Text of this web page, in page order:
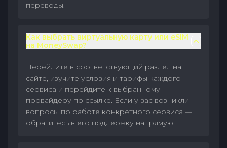
переводы.
Как выбрать виртуальную карту или eSIM
на MoneySwap?
Перейдите в соответствующий раздел на
сайте, изучите условия и тарифы каждого
сервиса и перейдите к выбранному
провайдеру по ссылке. Если у вас возникли
вопросы по работе конкретного сервиса —
обратитесь в его поддержку напрямую.